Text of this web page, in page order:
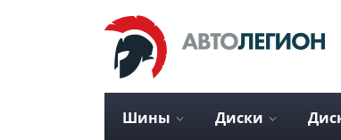
Шины Диски